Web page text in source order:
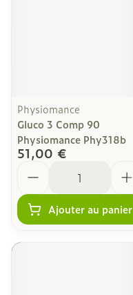
Physiomance
Gluco 3 Comp 90
Physiomance Phy318b
51,00 €
Ajouter au panier